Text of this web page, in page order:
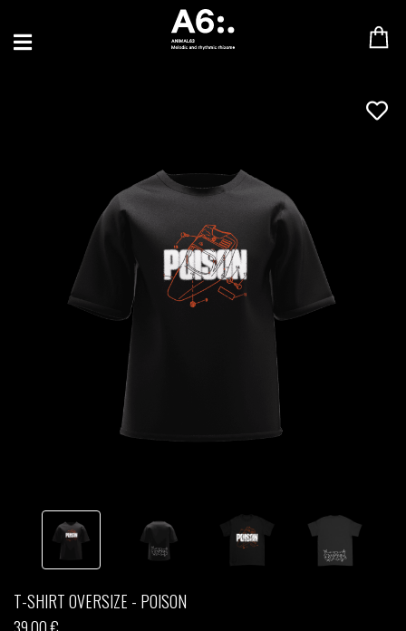
BLU SAMU
JOHAN PAPACONSTANTINO
MERYEM ABOULOUAFA
T-SHIRT OVERSIZE - POISON